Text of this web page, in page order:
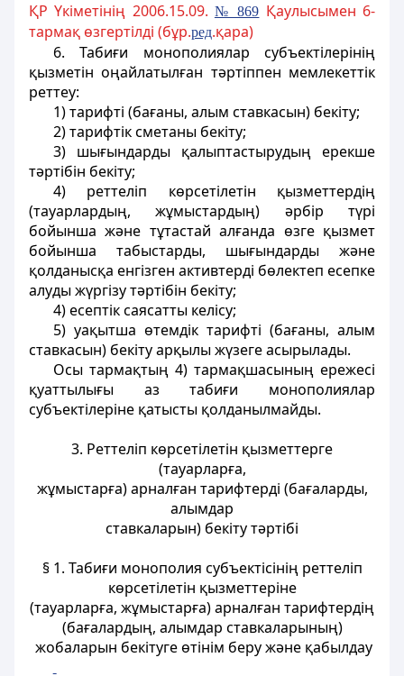
ҚР Үкіметінің 2006.15.09. № 869 Қаулысымен 6-
тармақ өзгертілді (бұр.ред.қара)
6. Табиғи монополиялар субъектілерiнiң
қызметiн оңайлатылған тәртiппен мемлекеттік
реттеу:
1) тарифтi (бағаны, алым ставкасын) бекіту;
2) тарифтік сметаны бекіту;
3) шығындарды қалыптастырудың ерекше
тәртібін бекіту;
4) реттеліп көрсетілетін қызметтердiң
(тауарлардың, жұмыстардың) әрбір түрi
бойынша және тұтастай алғанда өзге қызмет
бойынша табыстарды, шығындарды және
қолданысқа енгiзген активтердi бөлектеп есепке
алуды жүргiзу тәртібін бекіту;
4) есептiк саясатты келiсу;
5) уақытша өтемдiк тарифтi (бағаны, алым
ставкасын) бекіту арқылы жүзеге асырылады.
Осы тармақтың 4) тармақшасының ережесі
қуаттылығы аз табиғи монополиялар
субъектілеріне қатысты қолданылмайды.
3. Реттелiп көрсетілетін қызметтерге
(тауарларға,
жұмыстарға) арналған тарифтердi (бағаларды,
алымдар
ставкаларын) бекіту тәртібі
§ 1. Табиғи монополия субъектісiнiң реттелiп
көрсетілетiн қызметтерiне
(тауарларға, жұмыстарға) арналған тарифтердiң
(бағалардың, алымдар ставкаларының)
жобаларын бекітуге өтiнім беру және қабылдау